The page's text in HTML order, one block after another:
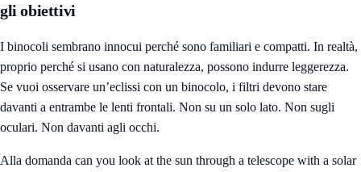
gli obiettivi
I binocoli sembrano innocui perché sono familiari e compatti. In realtà,
proprio perché si usano con naturalezza, possono indurre leggerezza.
Se vuoi osservare un’eclissi con un binocolo, i filtri devono stare
davanti a entrambe le lenti frontali. Non su un solo lato. Non sugli
oculari. Non davanti agli occhi.
Alla domanda can you look at the sun through a telescope with a solar